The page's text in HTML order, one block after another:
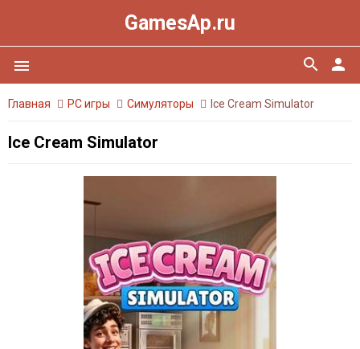
GamesAp.ru
menu person
search
Главная PC игры Симуляторы Ice Cream Simulator
Ice Cream Simulator